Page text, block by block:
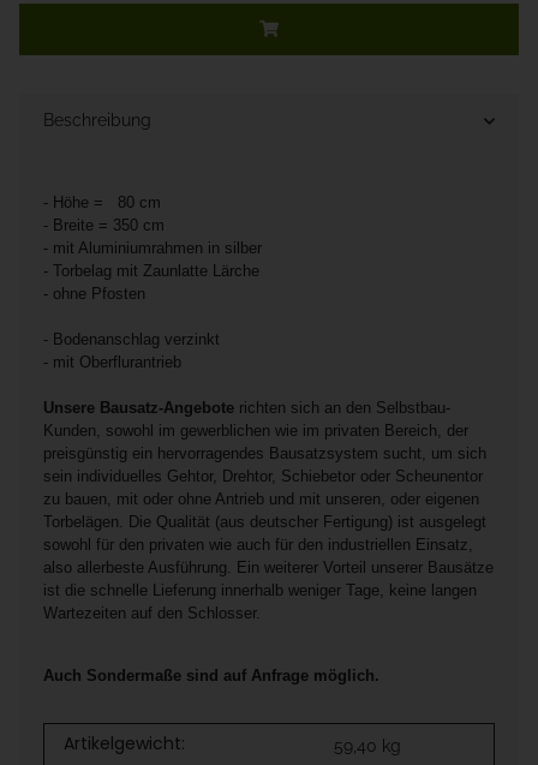
Beschreibung
- Höhe = 80 cm
- Breite = 350 cm
- mit Aluminiumrahmen in silber
- Torbelag mit Zaunlatte Lärche
- ohne Pfosten
- Bodenanschlag verzinkt
- mit Oberflurantrieb
Unsere Bausatz-Angebote richten sich an den Selbstbau-
Kunden, sowohl im gewerblichen wie im privaten Bereich, der
preisgünstig ein hervorragendes Bausatzsystem sucht, um sich
sein individuelles Gehtor, Drehtor, Schiebetor oder Scheunentor
zu bauen, mit oder ohne Antrieb und mit unseren, oder eigenen
Torbelägen. Die Qualität (aus deutscher Fertigung) ist ausgelegt
sowohl für den privaten wie auch für den industriellen Einsatz,
also allerbeste Ausführung. Ein weiterer Vorteil unserer Bausätze
ist die schnelle Lieferung innerhalb weniger Tage, keine langen
Wartezeiten auf den Schlosser.
Auch Sondermaße sind auf Anfrage möglich.
Artikelgewicht: 59,40 kg